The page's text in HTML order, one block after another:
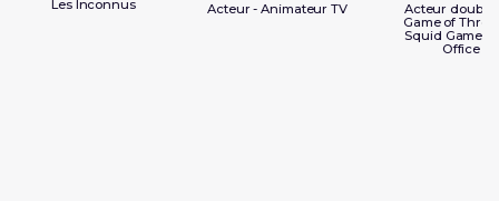
Les Inconnus
Acteur - Animateur TV
Acteur
Game of
Squid Game /
Office